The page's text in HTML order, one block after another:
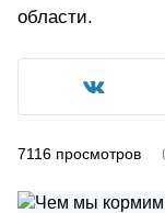
области.
7116 просмотров